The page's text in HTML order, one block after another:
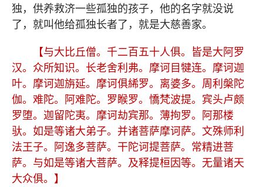
独，供养救济一些孤独的孩子，他的名字就没说
了，就叫他给孤独长者了，就是大慈善家。
【与大比丘僧。千二百五十人俱。皆是大阿罗
汉。众所知识。长老舍利弗。摩诃目犍连。摩诃迦
叶。摩诃迦旃延。摩诃俱絺罗。离婆多。周利槃陀
伽。难陀。阿难陀。罗睺罗。憍梵波提。宾头卢颇
罗堕。迦留陀夷。摩诃劫宾那。薄拘罗。阿那楼
驮。如是等诸大弟子。并诸菩萨摩诃萨。文殊师利
法王子。阿逸多菩萨。干陀诃提菩萨。常精进菩
萨。与如是等诸大菩萨。及释提桓因等。无量诸天
大众俱。】